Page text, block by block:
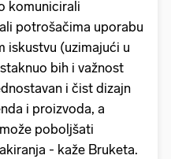
komunicirali
potrošačima uporabu
iskustvu (uzimajući u
bih i važnost
i čist dizajn
i proizvoda, a
poboljšati
- kaže Bruketa.